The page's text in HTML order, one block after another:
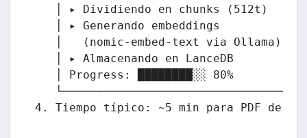
   │ ▸ Dividiendo en chunks (512t)   │
   │ ▸ Generando embeddings          │
   │   (nomic-embed-text via Ollama) │
   │ ▸ Almacenando en LanceDB        │
   │ Progress: ████████░░ 80%         │
   └─────────────────────────────────┘